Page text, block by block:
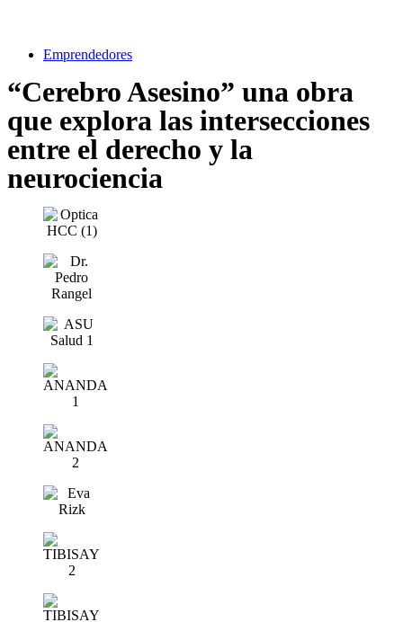
Emprendedores
“Cerebro Asesino” una obra
que explora las intersecciones
entre el derecho y la
neurociencia